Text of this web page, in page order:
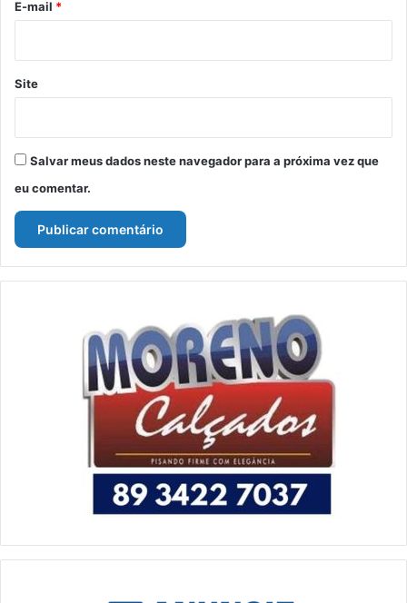
*
E-mail *
Site
Salvar meus dados neste navegador para a próxima vez que
eu comentar.